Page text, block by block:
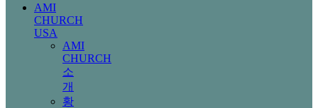
AMI
CHURCH
USA
AMI
CHURCH
소
개
황